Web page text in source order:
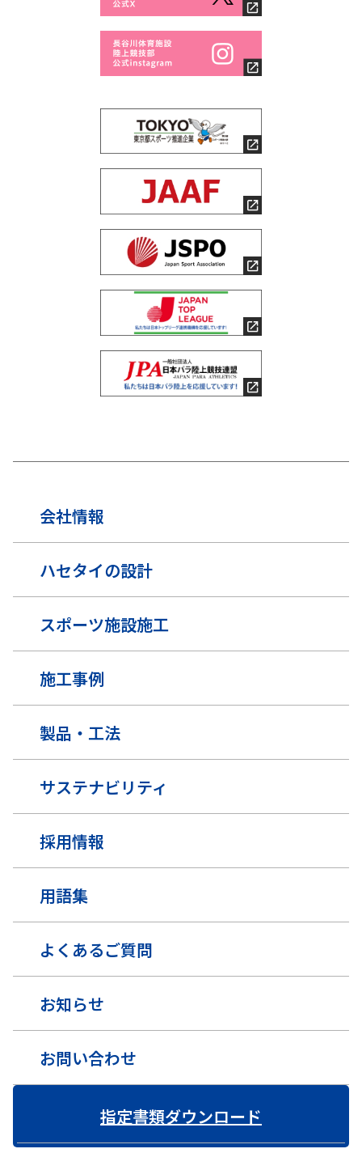
会社情報
ハセタイの設計
スポーツ施設施工
施工事例
製品・工法
サステナビリティ
採用情報
用語集
よくあるご質問
お知らせ
お問い合わせ
指定書類ダウンロード